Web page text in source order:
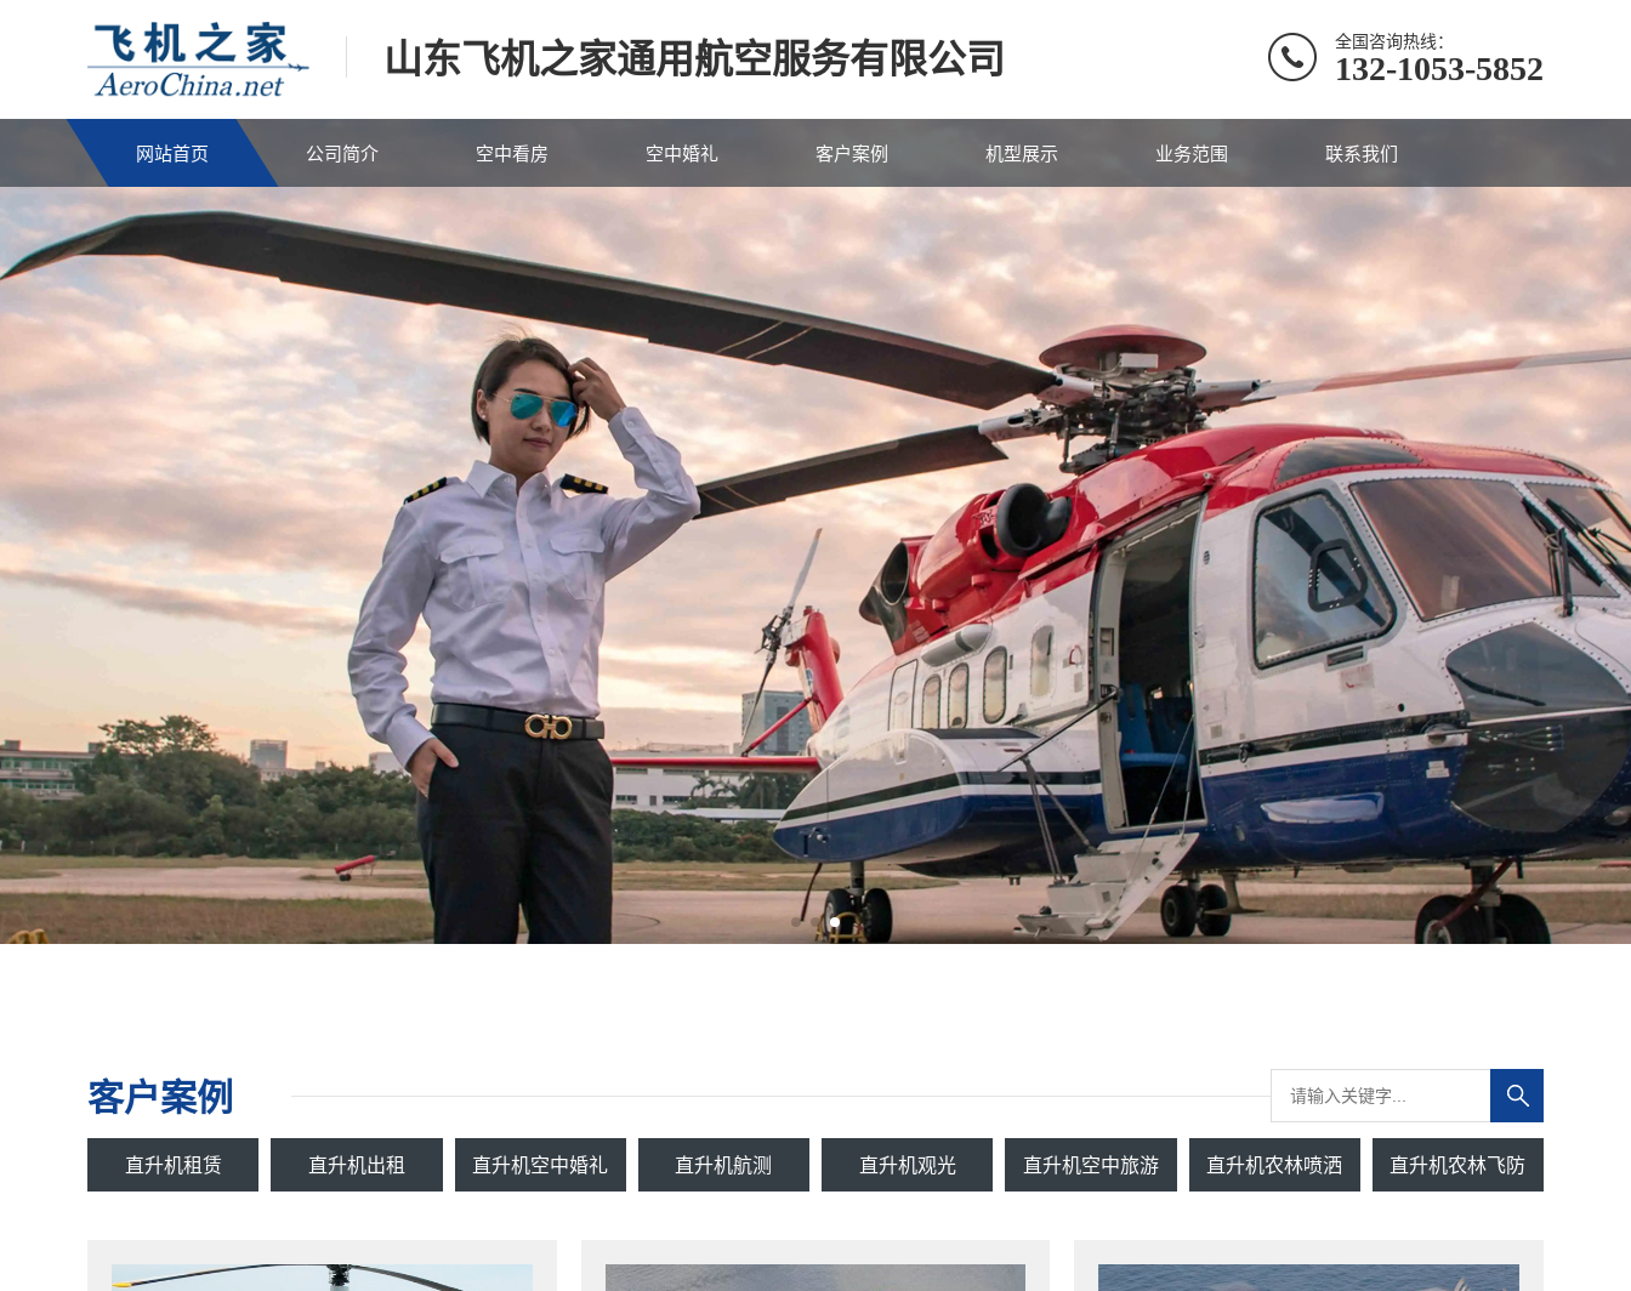
山东飞机之家通用航空服务有限公司 全国咨询热线：
132-1053-5852
网站首页 公司简介 空中看房 空中婚礼 客户案例 机型展示 业务范围 联系我们
客户案例
直升机租赁 直升机出租 直升机空中婚礼 直升机航测 直升机观光 直升机空中旅游 直升机农林喷洒 直升机农林飞防